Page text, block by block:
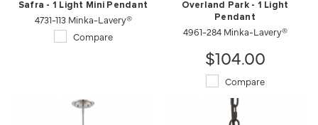
Safra - 1 Light Mini Pendant
4731-113 Minka-Lavery®
Compare
Overland Park - 1 Light
Pendant
4961-284 Minka-Lavery®
$104.00
Compare